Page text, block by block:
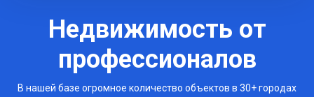
Недвижимость от
профессионалов
В нашей базе огромное количество объектов в 30+ городах